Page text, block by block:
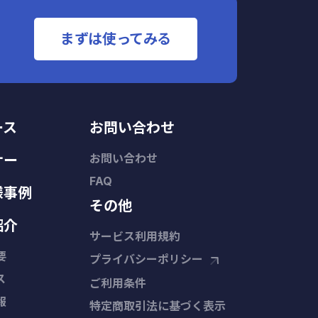
まずは使ってみる
例
介
お問い合わせ
お問い合わせ
FAQ
その他
サービス利用規約
プライバシーポリシー
ご利用条件
特定商取引法に基づく表示